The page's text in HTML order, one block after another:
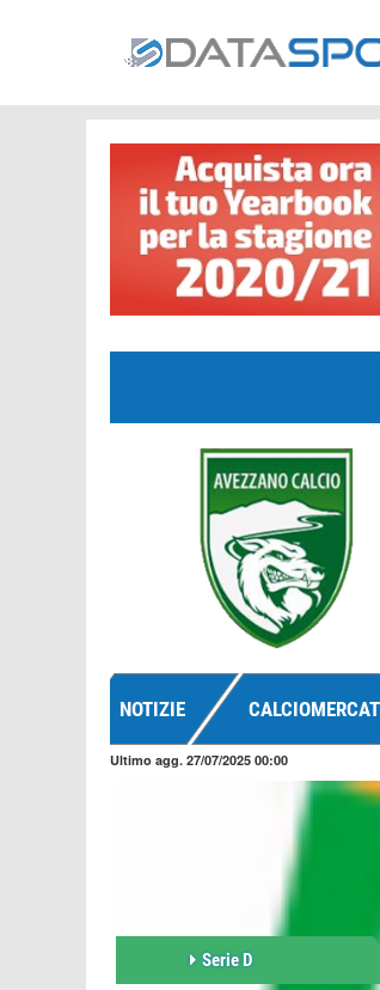
NOTIZIE
Ultimo agg. 27/07/2025 00:00
Serie D